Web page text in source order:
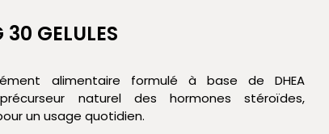
GELULES
alimentaire formulé à base de DHEA
naturel des hormones stéroïdes,
un usage quotidien.